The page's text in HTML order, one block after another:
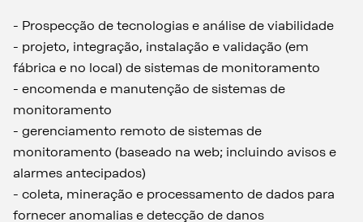
- Prospecção de tecnologias e análise de viabilidade
- projeto, integração, instalação e validação (em
fábrica e no local) de sistemas de monitoramento
- encomenda e manutenção de sistemas de
monitoramento
- gerenciamento remoto de sistemas de
monitoramento (baseado na web; incluindo avisos e
alarmes antecipados)
- coleta, mineração e processamento de dados para
fornecer anomalias e detecção de danos